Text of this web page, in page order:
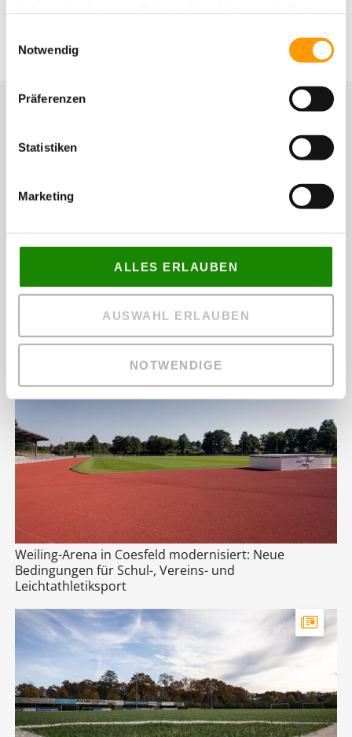
Cookies, wenn Sie unsere Webseite weiterhin nutzen.
Notwendig
Präferenzen
Statistiken
Marketing
ALLES ERLAUBEN
AUSWAHL ERLAUBEN
NOTWENDIGE
14 Jahre mit vollem Einsatz dabei
Weiling-Arena in Coesfeld modernisiert: Neue
Bedingungen für Schul-, Vereins- und
Leichtathletiksport